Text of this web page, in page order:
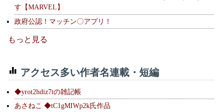
す【MARVEL】
政府公認！マッチン〇アプリ！
もっと見る
アクセス多い作者名連載・短編
◆yrot2hdiz7tの雑記帳
あさねこ ◆tC1gMIWp2k氏作品